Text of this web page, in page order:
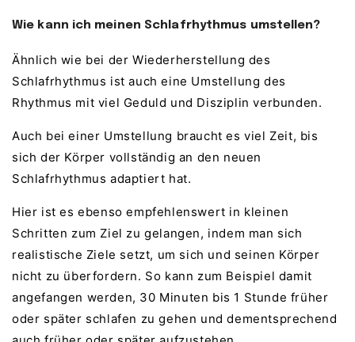
Wie kann ich meinen Schlafrhythmus umstellen?
Ähnlich wie bei der Wiederherstellung des
Schlafrhythmus ist auch eine Umstellung des
Rhythmus mit viel Geduld und Disziplin verbunden.
Auch bei einer Umstellung braucht es viel Zeit, bis
sich der Körper vollständig an den neuen
Schlafrhythmus adaptiert hat.
Hier ist es ebenso empfehlenswert in kleinen
Schritten zum Ziel zu gelangen, indem man sich
realistische Ziele setzt, um sich und seinen Körper
nicht zu überfordern. So kann zum Beispiel damit
angefangen werden, 30 Minuten bis 1 Stunde früher
oder später schlafen zu gehen und dementsprechend